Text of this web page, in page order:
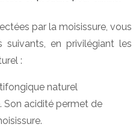
par la moisissure, vous
en privilégiant les
:
naturel
Son acidité permet de